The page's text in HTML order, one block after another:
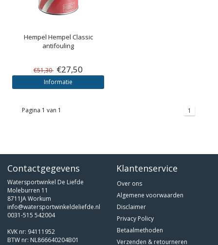
Hempel Hempel Classic
antifouling
€51,30 €27,50
Informatie
Pagina 1 van 1 1
Contactgegevens
Watersportwinkel De Liefde
Moleburren 11
8711JA Workum
info@watersportwinkeldeliefde.nl
0031-515 542004
KVK nr: 94111952
BTW nr: NL866640204B01
Klantenservice
Over ons
Algemene voorwaarden
Disclaimer
Privacy Policy
Betaalmethoden
Verzenden & retourneren